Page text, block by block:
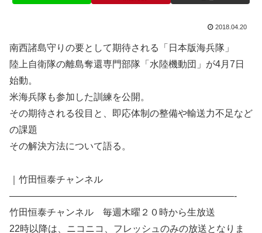
2018.04.20
南西諸島守りの要として期待される「日本版海兵隊」
陸上自衛隊の離島奪還専門部隊「水陸機動団」が4月7日
始動。
米海兵隊も参加した訓練を公開。
その期待される役目と、即応体制の整備や輸送力不足など
の課題
その解決方法について語る。
｜竹田恒泰チャンネル
————————————————————————-
竹田恒泰チャンネル 毎週木曜２０時から生放送
22時以降は、ニコニコ、フレッシュのみの放送となりま